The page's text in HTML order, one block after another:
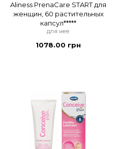
Aliness PrenaCare START для
женщин, 60 растительных
капсул*****
для нее
1078.00 грн